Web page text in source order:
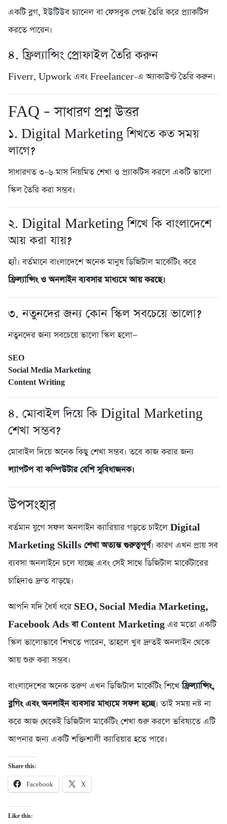
একটি ব্লগ, ইউটিউব চ্যানেল বা ফেসবুক পেজ তৈরি করে প্র্যাকটিস
করতে পারেন।
৪. ফ্রিল্যান্সিং প্রোফাইল তৈরি করুন
Fiverr, Upwork এবং Freelancer-এ অ্যাকাউন্ট তৈরি করুন।
FAQ – সাধারণ প্রশ্ন উত্তর
১. Digital Marketing শিখতে কত সময়
লাগে?
সাধারণত ৩–৬ মাস নিয়মিত শেখা ও প্র্যাকটিস করলে একটি ভালো
স্কিল তৈরি করা সম্ভব।
২. Digital Marketing শিখে কি বাংলাদেশে
আয় করা যায়?
হ্যাঁ। বর্তমানে বাংলাদেশে অনেক মানুষ ডিজিটাল মার্কেটিং করে
ফ্রিল্যান্সিং ও অনলাইন ব্যবসার মাধ্যমে আয় করছে।
৩. নতুনদের জন্য কোন স্কিল সবচেয়ে ভালো?
নতুনদের জন্য সবচেয়ে ভালো স্কিল হলো—
SEO
Social Media Marketing
Content Writing
৪. মোবাইল দিয়ে কি Digital Marketing
শেখা সম্ভব?
মোবাইল দিয়ে অনেক কিছু শেখা সম্ভব। তবে কাজ করার জন্য
ল্যাপটপ বা কম্পিউটার বেশি সুবিধাজনক।
উপসংহার
বর্তমান যুগে সফল অনলাইন ক্যারিয়ার গড়তে চাইলেDigital
Marketing Skills শেখা অত্যন্ত গুরুত্বপূর্ণ। কারণ এখন প্রায় সব
ব্যবসা অনলাইনে চলে যাচ্ছে এবং সেই সাথে ডিজিটাল মার্কেটারের
চাহিদাও দ্রুত বাড়ছে।
আপনি যদি ধৈর্য ধরে SEO, Social Media Marketing,
Facebook Ads বা Content Marketing এর মতো একটি
স্কিল ভালোভাবে শিখতে পারেন, তাহলে খুব দ্রুতই অনলাইন থেকে
আয় শুরু করা সম্ভব।
বাংলাদেশের অনেক তরুণ এখন ডিজিটাল মার্কেটিং শিখেফ্রিল্যান্সিং,
ব্লগিং এবং অনলাইন ব্যবসার মাধ্যমে সফল হচ্ছে। তাই সময় নষ্ট না
করে আজ থেকেই ডিজিটাল মার্কেটিং শেখা শুরু করলে ভবিষ্যতে এটি
আপনার জন্য একটি শক্তিশালী ক্যারিয়ার হতে পারে।
Share this:
Facebook X
Like this: